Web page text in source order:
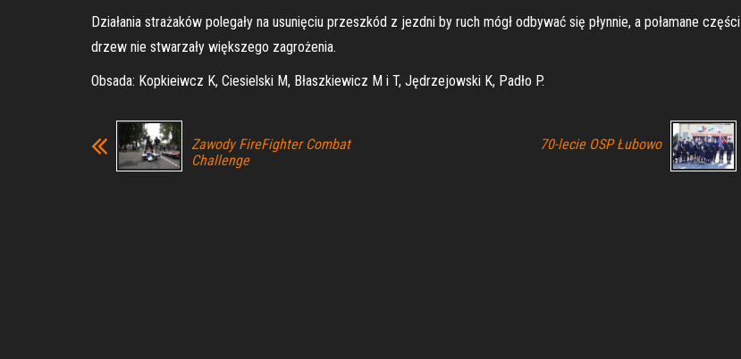
Działania strażaków polegały na usunięciu przeszkód z jezdni by ruch mógł odbywać się płynnie, a połamane części
drzew nie stwarzały większego zagrożenia.
Obsada: Kopkieiwcz K, Ciesielski M, Błaszkiewicz M i T, Jędrzejowski K, Padło P.
Zawody FireFighter Combat
Challenge
70-lecie OSP Łubowo